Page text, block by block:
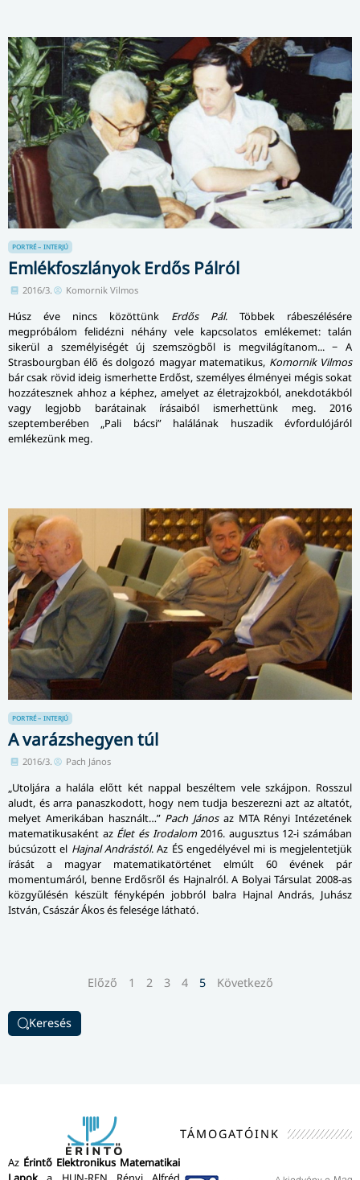
PORTRÉ – INTERJÚ
Emlékfoszlányok Erdős Pálról
2016/3. Komornik Vilmos
Húsz éve nincs közöttünk Erdős Pál. Többek rábeszélésére
megpróbálom felidézni néhány vele kapcsolatos emlékemet: talán
sikerül a személyiségét új szemszögből is megvilágítanom... − A
Strasbourgban élő és dolgozó magyar matematikus, Komornik Vilmos
bár csak rövid ideig ismerhette Erdőst, személyes élményei mégis sokat
hozzátesznek ahhoz a képhez, amelyet az életrajzokból, anekdotákból
vagy legjobb barátainak írásaiból ismerhettünk meg. 2016
szeptemberében „Pali bácsi” halálának huszadik évfordulójáról
emlékezünk meg.
PORTRÉ – INTERJÚ
A varázshegyen túl
2016/3. Pach János
„Utoljára a halála előtt két nappal beszéltem vele szkájpon. Rosszul
aludt, és arra panaszkodott, hogy nem tudja beszerezni azt az altatót,
melyet Amerikában használt…” Pach Jánosaz MTA Rényi Intézetének
matematikusaként az Élet és Irodalom2016. augusztus 12-i számában
búcsúzott el Hajnal Andrástól. Az ÉS engedélyével mi is megjelentetjük
írását a magyar matematikatörténet elmúlt 60 évének pár
momentumáról, benne Erdősről és Hajnalról. A Bolyai Társulat 2008-as
közgyűlésén készült fényképén jobbról balra Hajnal András, Juhász
István, Császár Ákos és felesége látható.
Előző 1 2 3 4 5 Következő
Keresés
Az Érintő Elektronikus Matematikai
TÁMOGATÓINK